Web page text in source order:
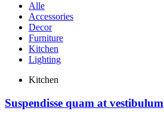
Alle
Accessories
Decor
Furniture
Kitchen
Lighting
Kitchen
Suspendisse quam at vestibulum